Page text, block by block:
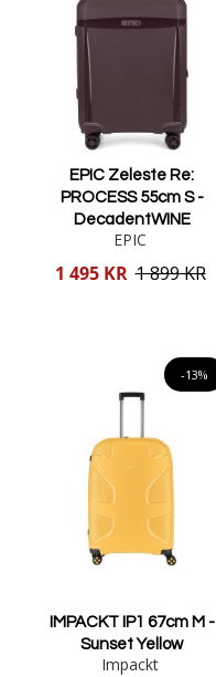
EPIC Zeleste Re:
PROCESS 55cm S -
DecadentWINE
EPIC
Reducerat
1 495 KR 1 899 KR
-13%
IMPACKT IP1 67cm M -
Sunset Yellow
Impackt